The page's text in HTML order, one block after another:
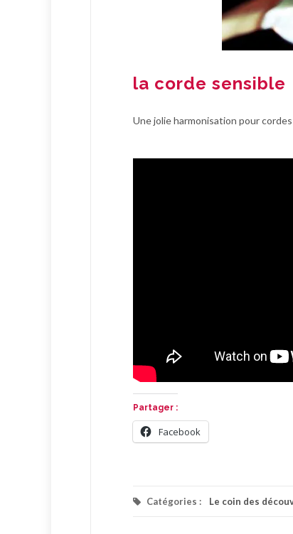
la corde sensible
Une jolie harmonisation pour
Partager :
Facebook
Catégories : Le coin des